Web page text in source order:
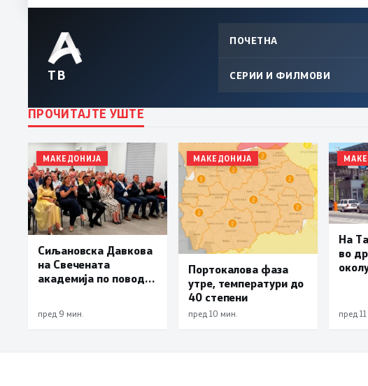
ТВ
ПОЧЕТНА
СЕРИИ И ФИЛМОВИ
ПРОЧИТАЈТЕ УШТЕ
МАКЕДОНИЈА
Сиљановска Давкова
на Свечената
академија по повод
пред 9 мин.
МАКЕДОНИЈА
Портокалова фаза
утре, температури до
40 степени
пред 10 мин.
На
во
пред